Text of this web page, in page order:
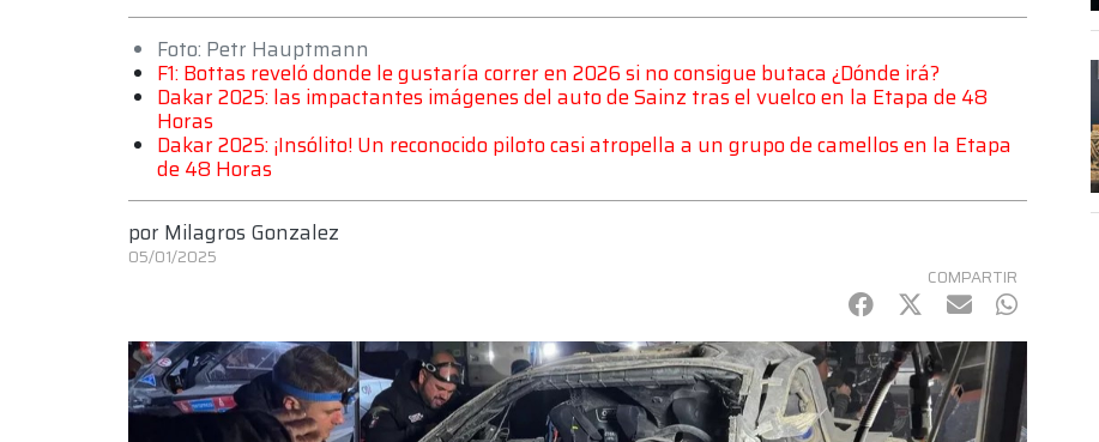
Foto: Petr Hauptmann
F1: Bottas reveló donde le gustaría correr en 2026 si no consigue butaca ¿Dónde irá?
Dakar 2025: las impactantes imágenes del auto de Sainz tras el vuelco en la Etapa de 48
Horas
Dakar 2025: ¡Insólito! Un reconocido piloto casi atropella a un grupo de camellos en la Etapa
de 48 Horas
por Milagros Gonzalez
05/01/2025
COMPARTIR
Facebook
Twitter
mail WhatsApp